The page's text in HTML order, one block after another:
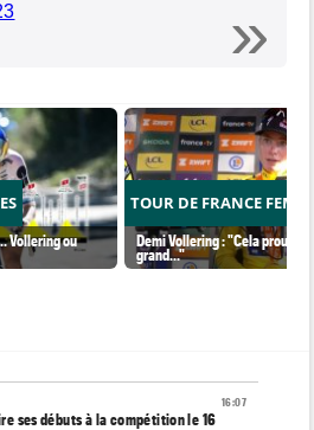
Vollering ou
TOUR DE FRANCE
Demi Vollering : "Cela prouve
grand..."
16:07
ses débuts à la compétition le 16